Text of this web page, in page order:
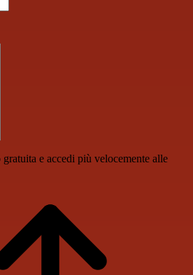
e accedi più velocemente alle